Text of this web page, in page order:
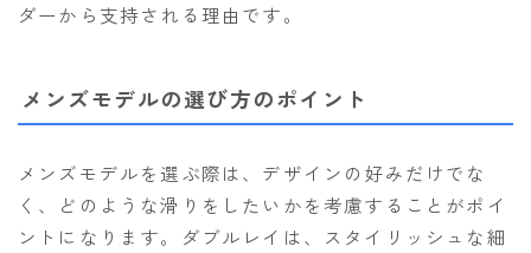
ダーから支持される理由です。
メンズモデルの選び方のポイント
メンズモデルを選ぶ際は、デザインの好みだけでな
く、どのような滑りをしたいかを考慮することがポイ
ントになります。ダブルレイは、スタイリッシュな細